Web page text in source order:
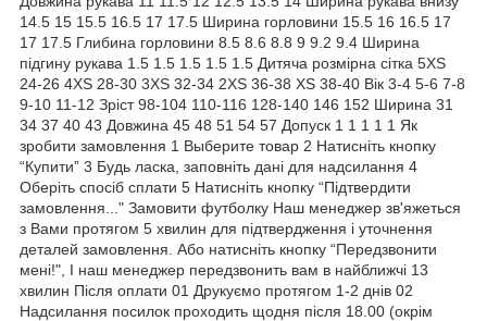
14.5 15 15.5 16.5 17 17.5 Ширина горловини 15.5 16 16.5 17
17 17.5 Глибина горловини 8.5 8.6 8.8 9 9.2 9.4 Ширина
підгину рукава 1.5 1.5 1.5 1.5 1.5 Дитяча розмірна сітка 5XS
24-26 4XS 28-30 3XS 32-34 2XS 36-38 XS 38-40 Вік 3-4 5-6 7-8
9-10 11-12 Зріст 98-104 110-116 128-140 146 152 Ширина 31
34 37 40 43 Довжина 45 48 51 54 57 Допуск 1 1 1 1 1 Як
зробити замовлення 1 Выберите товар 2 Натисніть кнопку
“Купити” 3 Будь ласка, заповніть дані для надсилання 4
Оберіть спосіб сплати 5 Натисніть кнопку “Підтвердити
замовлення..." Замовити футболку Наш менеджер зв'яжеться
з Вами протягом 5 хвилин для підтвердження і уточнення
деталей замовлення. Або натисніть кнопку “Передзвонити
мені!", І наш менеджер передзвонить вам в найближчі 13
хвилин Після оплати 01 Друкуємо протягом 1-2 днів 02
Надсилання посилок проходить щодня після 18.00 (окрім